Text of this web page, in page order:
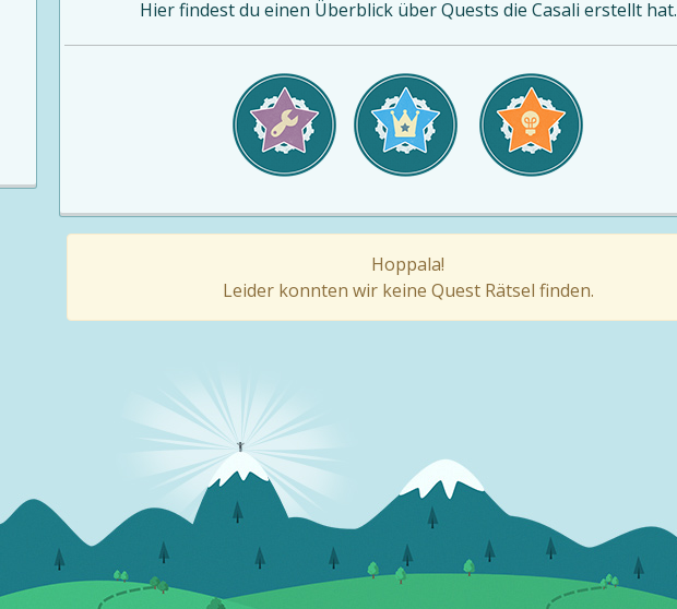
Hier findest du einen Überblick über Quests die Casali erstellt hat.
Hoppala!
Leider konnten wir keine Quest Rätsel finden.